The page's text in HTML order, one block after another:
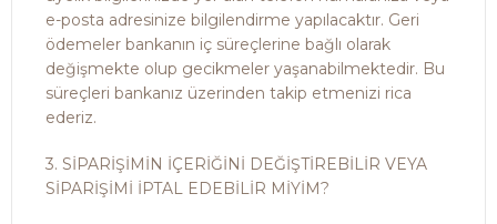
e-posta adresinize bilgilendirme yapılacaktır. Geri
ödemeler bankanın iç süreçlerine bağlı olarak
değişmekte olup gecikmeler yaşanabilmektedir. Bu
süreçleri bankanız üzerinden takip etmenizi rica
ederiz.
3. SİPARİŞİMİN İÇERİĞİNİ DEĞİŞTİREBİLİR VEYA
SİPARİŞİMİ İPTAL EDEBİLİR MİYİM?